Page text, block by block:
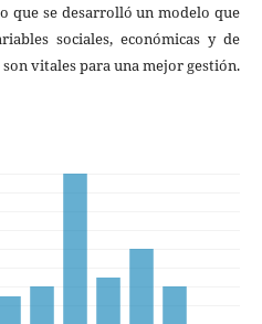
que se desarrolló un modelo que
sociales, económicas y de
vitales para una mejor gestión.